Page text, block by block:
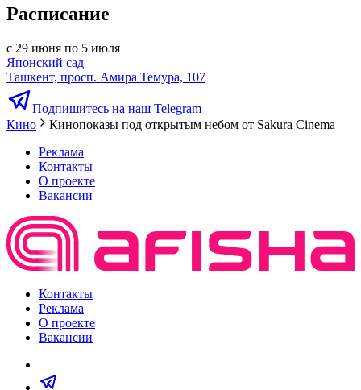
Расписание
с 29 июня по 5 июля
Японский сад
Ташкент, просп. Амира Темура, 107
Подпишитесь на наш Telegram
Кино
Кинопоказы под открытым небом от Sakura Cinema
Реклама
Контакты
О проекте
Вакансии
Контакты
Реклама
О проекте
Вакансии